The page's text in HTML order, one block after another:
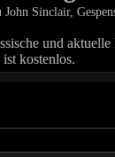
John Sinclair,
und
kostenlos.